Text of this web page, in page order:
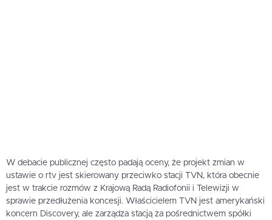
W debacie publicznej często padają oceny, że projekt zmian w
ustawie o rtv jest skierowany przeciwko stacji TVN, która obecnie
jest w trakcie rozmów z Krajową Radą Radiofonii i Telewizji w
sprawie przedłużenia koncesji. Właścicielem TVN jest amerykański
koncern Discovery, ale zarządza stacją za pośrednictwem spółki